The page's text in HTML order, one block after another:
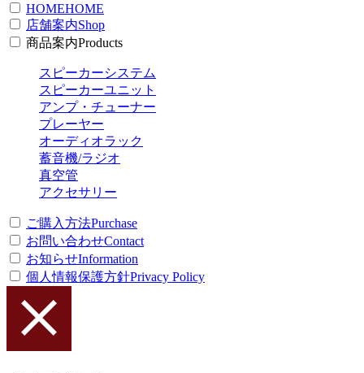
HOMEHOME
店舗案内Shop
商品案内Products
スピーカーシステム
スピーカーユニット
アンプ・チューナー
プレーヤー
オーディオラック
蓄音機/ラジオ
真空管
アクセサリー
ご購入方法Purchase
お問い合わせContact
お知らせInformation
個人情報保護方針Privacy Policy